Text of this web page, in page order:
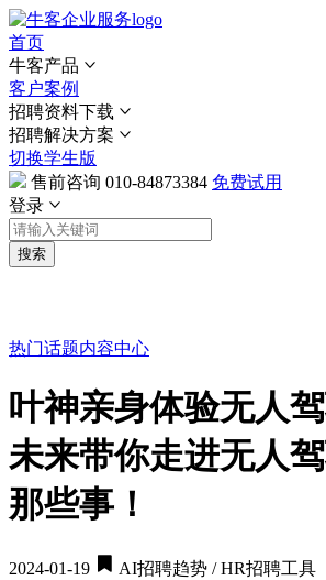
首页
牛客产品
客户案例
招聘资料下载
招聘解决方案
切换学生版
售前咨询 010-84873384 免费试用
登录
搜索
热门话题内容中心
叶神亲身体验无人
未来带你走进无人
那些事！
2024-01-19 AI招聘趋势 / HR招聘工具